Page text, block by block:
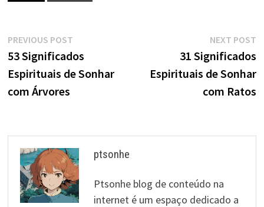
Navegação
de
artigos
PREVIOUS POSTPrevious
post:
53 Significados
Espirituais de Sonhar
com Árvores
NEXT POST
31 Significados
Espirituais de Sonhar
com Ratos
ptsonhe
Ptsonhe blog de conteúdo na
internet é um espaço dedicado a